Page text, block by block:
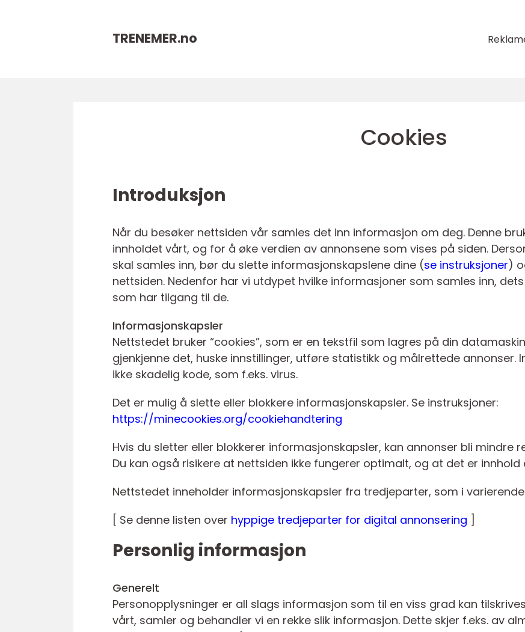
TRENEMER.no
Cookies
Introduksjon
Når du besøker nettsiden vår samles det inn informasjon om deg. Denne
innholdet vårt, og for å øke verdien av annonsene som vises på siden.
skal samles inn, bør du slette informasjonskapslene dine (se instruksjoner)
nettsiden. Nedenfor har vi utdypet hvilke informasjoner som samles inn,
som har tilgang til de.
Informasjonskapsler
Nettstedet bruker “cookies”, som er en tekstfil som lagres på din
gjenkjenne det, huske innstillinger, utføre statistikk og målrettede annonser.
ikke skadelig kode, som f.eks. virus.
Det er mulig å slette eller blokkere informasjonskapsler. Se instruksjoner:
https://minecookies.org/cookiehandtering
Hvis du sletter eller blokkerer informasjonskapsler, kan annonser bli mindre
Du kan også risikere at nettsiden ikke fungerer optimalt, og at det er innhold
Nettstedet inneholder informasjonskapsler fra tredjeparter, som i
[ Se denne listen over hyppige tredjeparter for digital annonsering ]
Personlig informasjon
Generelt
Personopplysninger er all slags informasjon som til en viss grad kan
vårt, samler og behandler vi en rekke slik informasjon. Dette skjer f.eks. av